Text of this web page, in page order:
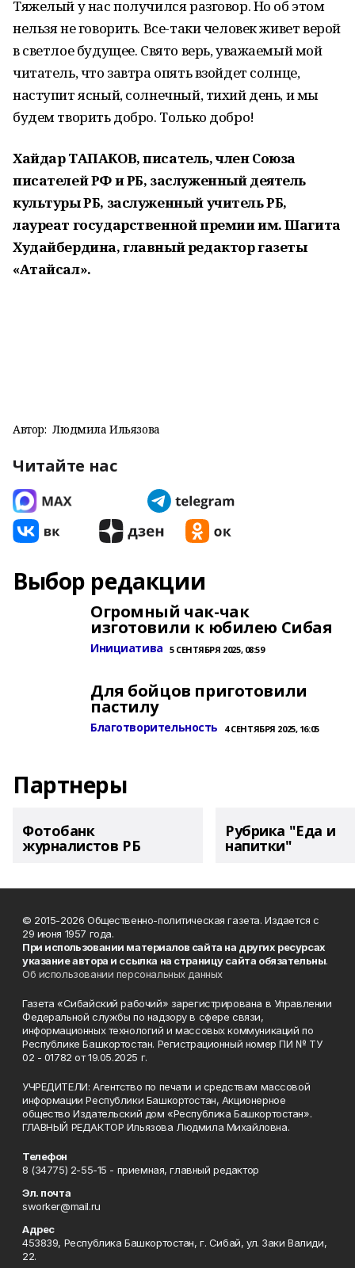
Тяжелый у нас получился разговор. Но об этом
нельзя не говорить. Все-таки человек живет верой
в светлое будущее. Свято верь, уважаемый мой
читатель, что завтра опять взойдет со­лнце,
наступит яс­ный, солнечный, тихий день, и мы
будем творить добро. Толь­ко добро!
Хайдар ТАПАКОВ, писатель, член Союза
писателей РФ и РБ, заслуженный деятель
культуры РБ, заслуженный учитель РБ,
лауреат государственной премии им. Шагита
Худайбердина, главный ре­дактор газеты
«Атайсал».
Автор: Людмила Ильязова
Читайте нас
Выбор редакции
Огромный чак-чак
изготовили к юбилею Сибая
Инициатива 5 СЕНТЯБРЯ 2025, 08:59
Для бойцов приготовили
пастилу
Благотворительность 4 СЕНТЯБРЯ 2025, 16:05
Партнеры
Фотобанк
журналистов РБ
Рубрика "Еда и
напитки"
© 2015-2026 Общественно-политическая газета. Издается с
29 июня 1957 года.
При использовании материалов сайта на других ресурсах
указание автора и ссылка на страницу сайта обязательны.
Об использовании персональных данных
Газета «Сибайский рабочий» зарегистрирована в Управлении
Федеральной службы по надзору в сфере связи,
информационных технологий и массовых коммуникаций по
Республике Башкортостан. Регистрационный номер ПИ № ТУ
02 - 01782 от 19.05.2025 г.
УЧРЕДИТЕЛИ: Агентство по печати и средствам массовой
информации Республики Башкортостан, Акционерное
общество Издательский дом «Республика Башкортостан».
ГЛАВНЫЙ РЕДАКТОР Ильязова Людмила Михайловна.
Телефон
8 (34775) 2-55-15 - приемная, главный редактор
Эл. почта
sworker@mail.ru
Адрес
453839, Республика Башкортостан, г. Сибай, ул. Заки Валиди,
22.